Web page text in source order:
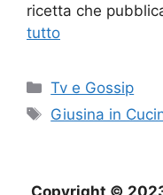
ricetta che
tutto
Categorie
Tv e Gossip
Tag
Giusina in
Copyright ©